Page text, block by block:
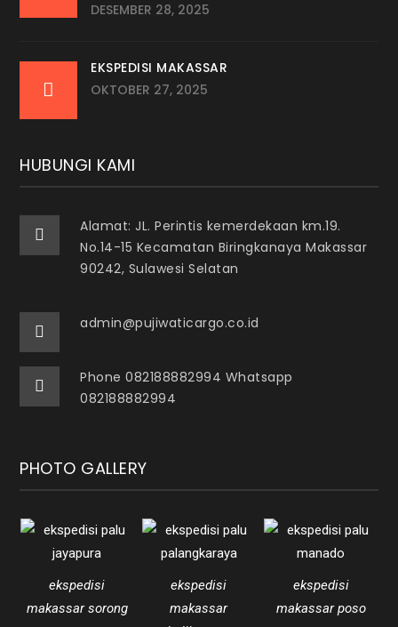
DESEMBER 28, 2025
EKSPEDISI MAKASSAR
OKTOBER 27, 2025
HUBUNGI KAMI
Alamat: JL. Perintis kemerdekaan km.19.
No.14-15 Kecamatan Biringkanaya Makassar
90242, Sulawesi Selatan
admin@pujiwaticargo.co.id
Phone 082188882994 Whatsapp
082188882994
PHOTO GALLERY
ekspedisi
makassar sorong
ekspedisi
makassar
ekspedisi
makassar poso